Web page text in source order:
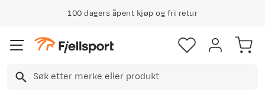
100 dagers åpent kjøp og fri retur